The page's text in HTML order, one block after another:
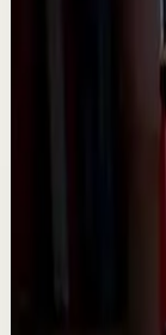
Video
Sesión profunda
Ahorrate
de Vivir con
¿Y si muchos
evitar? No
problema.